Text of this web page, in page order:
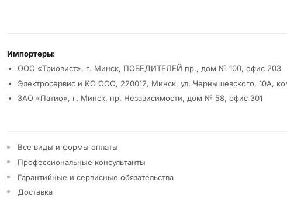
Реквизиты и условия
Импортеры:
ООО «Триовист», г. Минск, ПОБЕДИТЕЛЕЙ пр., дом № 100, офис 203
Электросервис и КО ООО, 220012, Минск, ул. Чернышевского, 10А,
ЗАО «Патио», г. Минск, пр. Независимости, дом № 58, офис 301
Все виды и формы оплаты
Профессиональные консультанты
Гарантийные и сервисные обязательства
Доставка